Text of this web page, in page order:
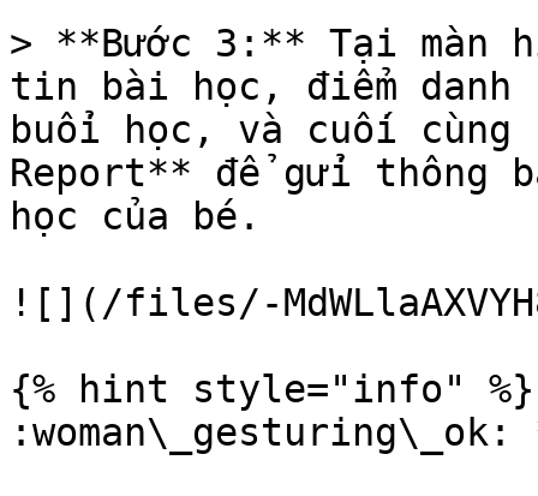
> **Bước 3:** Tại màn
tin bài học, điểm danh
buổi học, và cuối cùng
Report** để gửi thông
học của bé.
![](/files/-
{% hint style="info" %}